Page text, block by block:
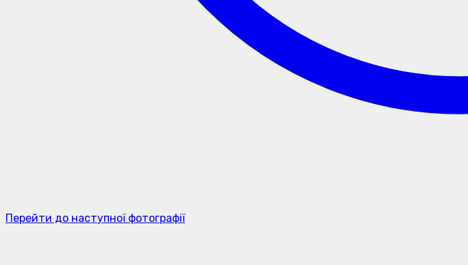
Перейти до наступної фотографії